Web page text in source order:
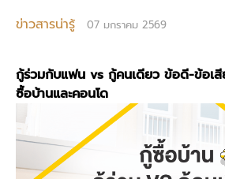
ข่าวสารน่ารู้ 07 มกราคม 2569
กู้ร่วมกับแฟน vs กู้คนเดียว ข้อดี-ข้อเ
ซื้อบ้านและคอนโด